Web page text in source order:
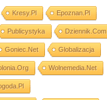
Kresy.pl Epoznan.pl
Publicystyka Dziennik.com
Goniec.net Globalizacja
Wolnemedia.net